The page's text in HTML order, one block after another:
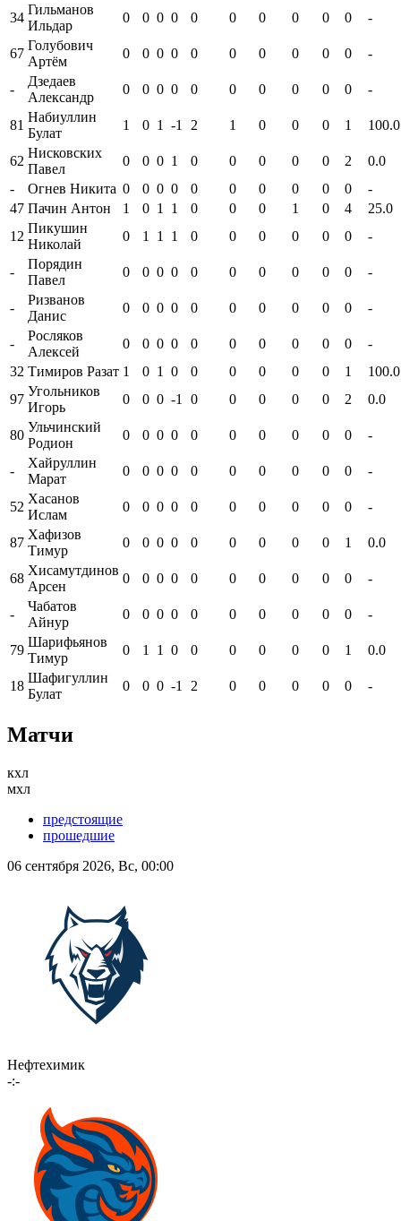
34
Гильманов
Ильдар
0 0 0 0 0 0 0 0 0 0 -
67
Голубович
Артём
0 0 0 0 0 0 0 0 0 0 -
-
Дзедаев
Александр
0 0 0 0 0 0 0 0 0 0 -
81
Набиуллин
Булат
1 0 1 -1 2 1 0 0 0 1 100.0
62
Нисковских
Павел
0 0 0 1 0 0 0 0 0 2
0.0
-
Огнев Никита 0 0 0 0 0 0 0 0 0 0
-
47 Пачин Антон 1 0 1 1 0 0 0 1 0 4
25.0
12
Пикушин
Николай
0 1 1 1 0 0 0 0 0 0 -
-
Порядин
Павел
0 0 0 0 0 0 0 0 0 0 -
-
Ризванов
Данис
0 0 0 0 0 0 0 0 0 0 -
-
Росляков
Алексей
0 0 0 0 0 0 0 0 0 0
-
32 Тимиров Разат 1 0 1 0 0 0 0 0 0 1
100.0
97
Угольников
Игорь
0 0 0 -1 0 0 0 0 0 2 0.0
80
Ульчинский
Родион
0 0 0 0 0 0 0 0 0 0 -
-
Хайруллин
Марат
0 0 0 0 0 0 0 0 0 0 -
52
Хасанов
Ислам
0 0 0 0 0 0 0 0 0 0 -
87
Хафизов
Тимур
0 0 0 0 0 0 0 0 0 1 0.0
68
Хисамутдинов
Арсен
0 0 0 0 0 0 0 0 0 0 -
-
Чабатов
Айнур
0 0 0 0 0 0 0 0 0 0 -
79
Шарифьянов
Тимур
0 1 1 0 0 0 0 0 0 1 0.0
18
Шафигуллин
Булат
0 0 0 -1 2 0 0 0 0 0 -
Матчи
кхл
мхл
предстоящие
прошедшие
06 сентября 2026, Вс, 00:00
Нефтехимик
-:-